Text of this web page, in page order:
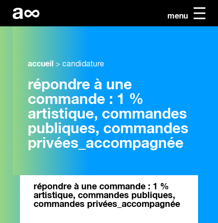
menu
accueil > candidature
répondre à une
commande : 1 %
artistique, commandes
publiques, commandes
privées_accompagnée
répondre à une commande : 1 %
artistique, commandes publiques,
commandes privées_accompagnée